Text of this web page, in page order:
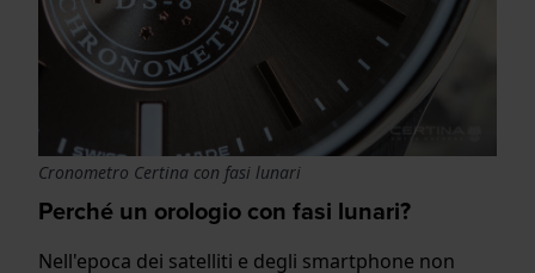
Cronometro Certina con fasi lunari
Perché un orologio con fasi lunari?
Nell'epoca dei satelliti e degli smartphone non